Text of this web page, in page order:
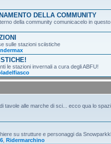
DELLA COMMUNITY
della community comunicacelo in
sulle stazioni sciistiche
le stazioni invernali a cura degli ABFU!
tavole alle marche di sci... ecco qua lo
su strutture e personaggi da
Ridermarchino